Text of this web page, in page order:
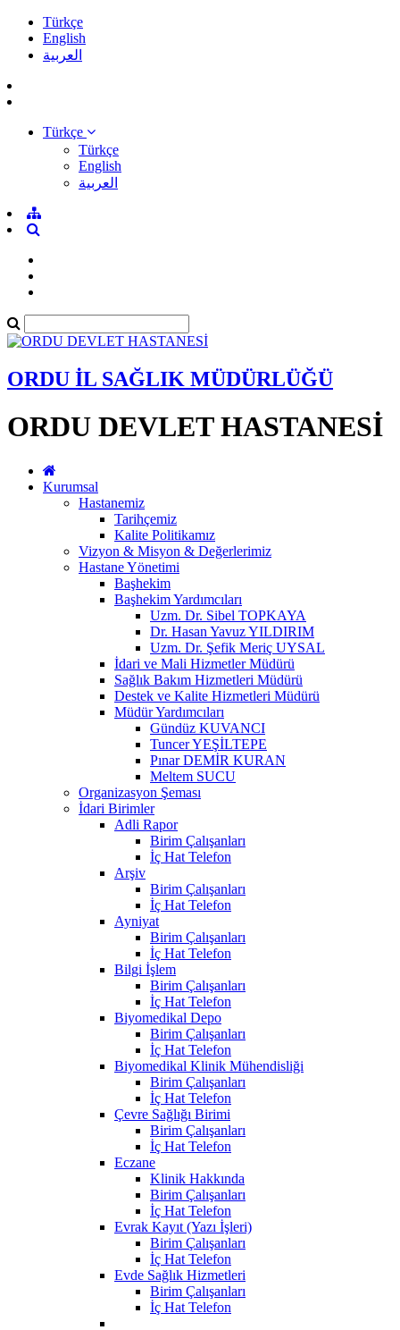
Türkçe
English
العربية
Türkçe
Türkçe
English
العربية
ORDU İL SAĞLIK MÜDÜRLÜĞÜ
ORDU DEVLET HASTANESİ
Kurumsal
Hastanemiz
Tarihçemiz
Kalite Politikamız
Vizyon & Misyon & Değerlerimiz
Hastane Yönetimi
Başhekim
Başhekim Yardımcıları
Uzm. Dr. Sibel TOPKAYA
Dr. Hasan Yavuz YILDIRIM
Uzm. Dr. Şefik Meriç UYSAL
İdari ve Mali Hizmetler Müdürü
Sağlık Bakım Hizmetleri Müdürü
Destek ve Kalite Hizmetleri Müdürü
Müdür Yardımcıları
Gündüz KUVANCI
Tuncer YEŞİLTEPE
Pınar DEMİR KURAN
Meltem SUCU
Organizasyon Şeması
İdari Birimler
Adli Rapor
Birim Çalışanları
İç Hat Telefon
Arşiv
Birim Çalışanları
İç Hat Telefon
Ayniyat
Birim Çalışanları
İç Hat Telefon
Bilgi İşlem
Birim Çalışanları
İç Hat Telefon
Biyomedikal Depo
Birim Çalışanları
İç Hat Telefon
Biyomedikal Klinik Mühendisliği
Birim Çalışanları
İç Hat Telefon
Çevre Sağlığı Birimi
Birim Çalışanları
İç Hat Telefon
Eczane
Klinik Hakkında
Birim Çalışanları
İç Hat Telefon
Evrak Kayıt (Yazı İşleri)
Birim Çalışanları
İç Hat Telefon
Evde Sağlık Hizmetleri
Birim Çalışanları
İç Hat Telefon